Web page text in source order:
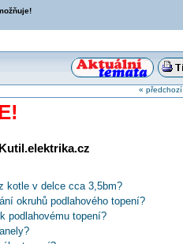
« předchozí
kotle v delce cca 3,5bm?
okruhů podlahového topení?
podlahovému topení?